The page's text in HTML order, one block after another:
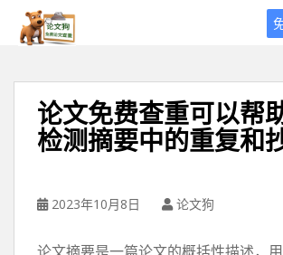
论文免费查重可以帮
检测摘要中的重复和
2023年10月8日 论文狗